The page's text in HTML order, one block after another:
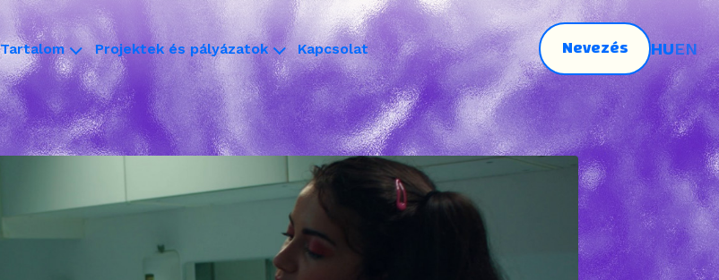
Tartalom Projektek és pályázatok Kapcsolat Nevezés HUEN